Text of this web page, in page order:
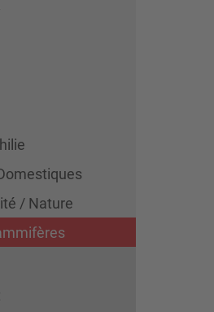
/ Nature